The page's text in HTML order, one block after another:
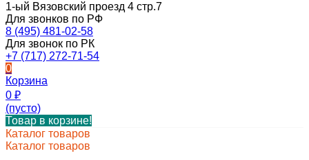
1-ый Вязовский проезд 4 стр.7
Для звонков по РФ
8 (495) 481-02-58
Для звонок по РК
+7 (717) 272-71-54
0
Корзина
0 ₽
(пусто)
Товар в корзине!
Каталог товаров
Каталог товаров